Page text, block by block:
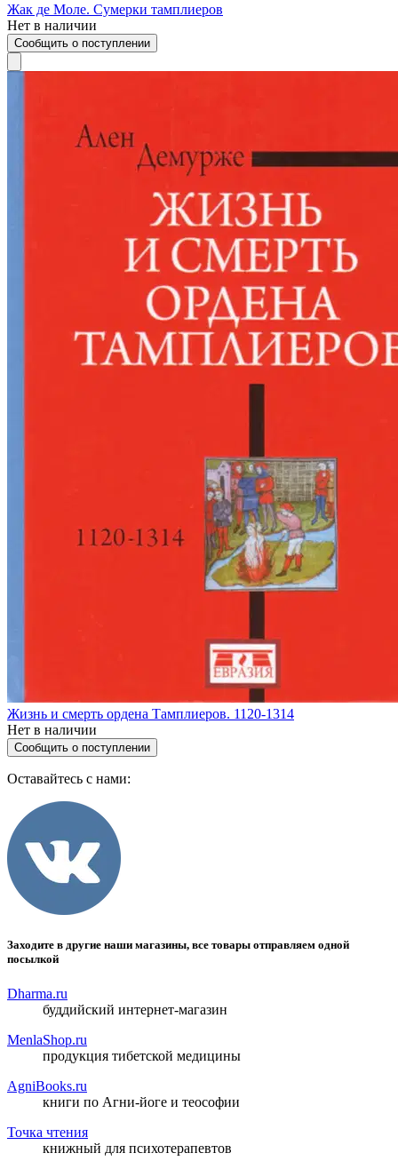
Жак де Моле. Сумерки тамплиеров
Нет в наличии
Сообщить о поступлении
Жизнь и смерть ордена Тамплиеров. 1120-1314
Нет в наличии
Сообщить о поступлении
Оставайтесь с нами:
Заходите в другие наши магазины, все товары отправляем одной
посылкой
Dharma.ru
буддийский интернет-магазин
MenlaShop.ru
продукция тибетской медицины
AgniBooks.ru
книги по Агни-йоге и теософии
Точка чтения
книжный для психотерапевтов